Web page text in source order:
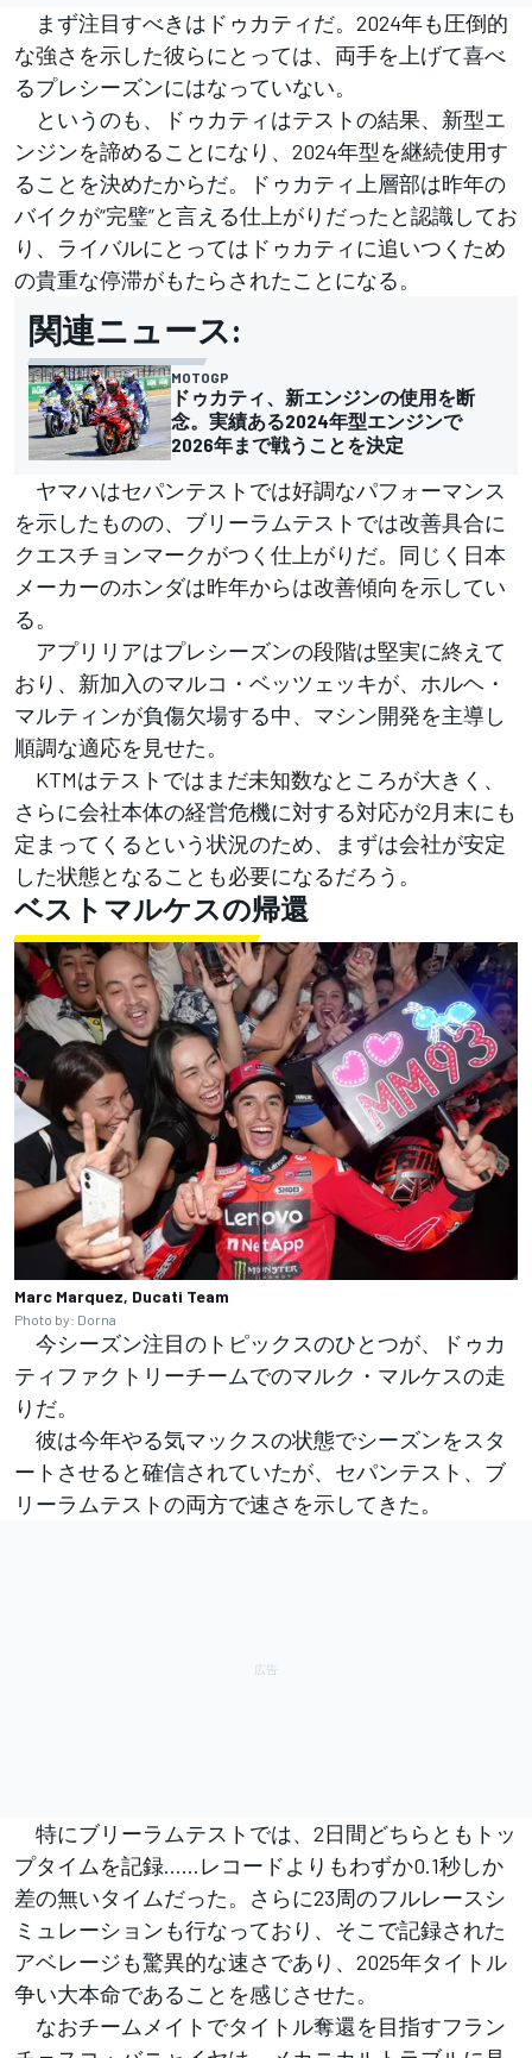
まず注目すべきはドゥカティだ。2024年も圧倒的
な強さを示した彼らにとっては、両手を上げて喜べ
るプレシーズンにはなっていない。
というのも、ドゥカティはテストの結果、新型エ
ンジンを諦めることになり、2024年型を継続使用す
ることを決めたからだ。ドゥカティ上層部は昨年の
バイクが“完璧”と言える仕上がりだったと認識してお
り、ライバルにとってはドゥカティに追いつくため
の貴重な停滞がもたらされたことになる。
関連ニュース:
MOTOGP
ドゥカティ、新エンジンの使用を断
念。実績ある2024年型エンジンで
2026年まで戦うことを決定
ヤマハはセパンテストでは好調なパフォーマンス
を示したものの、ブリーラムテストでは改善具合に
クエスチョンマークがつく仕上がりだ。同じく日本
メーカーのホンダは昨年からは改善傾向を示してい
る。
アプリリアはプレシーズンの段階は堅実に終えて
おり、新加入のマルコ・ベッツェッキが、ホルヘ・
マルティンが負傷欠場する中、マシン開発を主導し
順調な適応を見せた。
KTMはテストではまだ未知数なところが大きく、
さらに会社本体の経営危機に対する対応が2月末にも
定まってくるという状況のため、まずは会社が安定
した状態となることも必要になるだろう。
ベストマルケスの帰還
Marc Marquez, Ducati Team
Photo by: Dorna
今シーズン注目のトピックスのひとつが、ドゥカ
ティファクトリーチームでのマルク・マルケスの走
りだ。
彼は今年やる気マックスの状態でシーズンをスタ
ートさせると確信されていたが、セパンテスト、ブ
リーラムテストの両方で速さを示してきた。
特にブリーラムテストでは、2日間どちらともトッ
プタイムを記録……レコードよりもわずか0.1秒しか
差の無いタイムだった。さらに23周のフルレースシ
ミュレーションも行なっており、そこで記録された
アベレージも驚異的な速さであり、2025年タイトル
争い大本命であることを感じさせた。
なおチームメイトでタイトル奪還を目指すフラン